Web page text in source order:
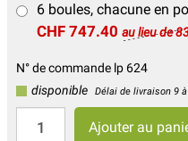
6 boules, chacune en
CHF 747.40 au lieu de
N° de commande lp 624
disponible
Délai de livraison 9